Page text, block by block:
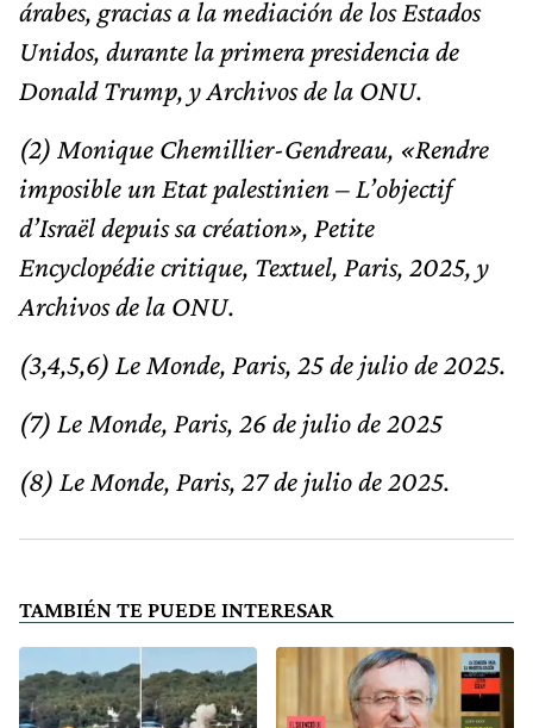
árabes, gracias a la mediación de los Estados
Unidos, durante la primera presidencia de
Donald Trump, y Archivos de la ONU.
(2) Monique Chemillier-Gendreau, «Rendre
imposible un Etat palestinien – L’objectif
d’Israël depuis sa création», Petite
Encyclopédie critique, Textuel, Paris, 2025, y
Archivos de la ONU.
(3,4,5,6) Le Monde, Paris, 25 de julio de 2025.
(7) Le Monde, Paris, 26 de julio de 2025
(8) Le Monde, Paris, 27 de julio de 2025.
TAMBIÉN TE PUEDE INTERESAR